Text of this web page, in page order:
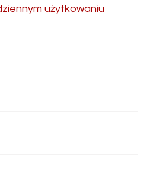
użytkowaniu